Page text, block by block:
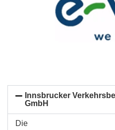
Innsbrucker
GmbH
Die